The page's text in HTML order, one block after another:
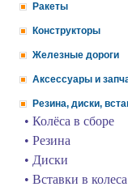
Ракеты
Конструкторы
Железные дороги
Аксессуары и
Резина, диски,
• Колёса в сборе
• Резина
• Диски
• Вставки в колеса